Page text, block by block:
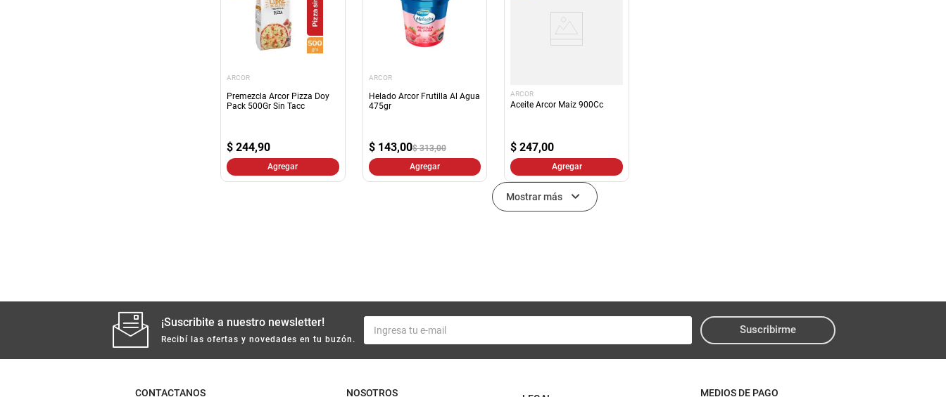
ARCOR
Premezcla Arcor Pizza Doy
Pack 500Gr Sin Tacc
$ 244,90
Agregar
ARCOR
Helado Arcor Frutilla Al Agua
475gr
$ 143,00$ 313,00
Agregar
ARCOR
Aceite Arcor Maiz 900Cc
$ 247,00
Agregar
Mostrar más
¡Suscribite a nuestro newsletter!
Recibí las ofertas y novedades en tu buzón.
Suscribirme
CONTACTANOS NOSOTROS MEDIOS DE PAGO